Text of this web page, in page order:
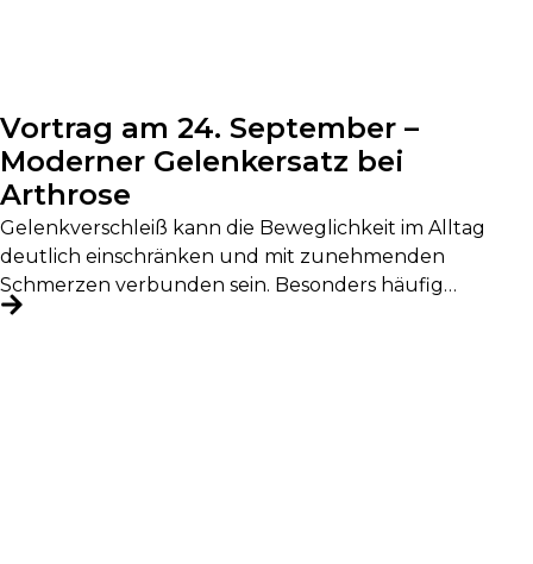
Vortrag am 24. September –
Moderner Gelenkersatz bei
Arthrose
Gelenkverschleiß kann die Beweglichkeit im Alltag
deutlich einschränken und mit zunehmenden
Schmerzen verbunden sein. Besonders häufig
betroffen sind Hüfte, Knie...